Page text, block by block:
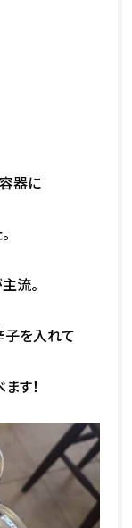
器に
流。
子を入れて
す！